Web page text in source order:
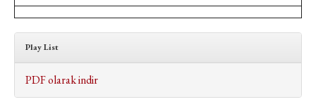
Play List
PDF olarak indir